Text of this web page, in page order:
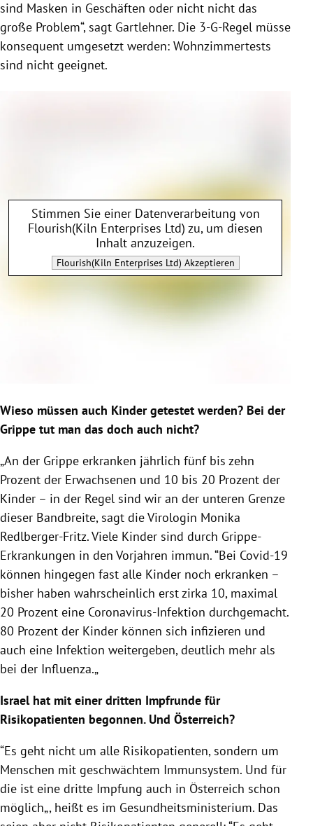
sind Masken in Geschäften oder nicht nicht das
große Problem“, sagt Gartlehner. Die 3-G-Regel müsse
konsequent umgesetzt werden: Wohnzimmertests
sind nicht geeignet.
Stimmen Sie einer Datenverarbeitung von
Flourish(Kiln Enterprises Ltd) zu, um diesen
Inhalt anzuzeigen.
Flourish(Kiln Enterprises Ltd) Akzeptieren
Wieso müssen auch Kinder getestet werden? Bei der
Grippe tut man das doch auch nicht?
„An der Grippe erkranken jährlich fünf bis zehn
Prozent der Erwachsenen und 10 bis 20 Prozent der
Kinder – in der Regel sind wir an der unteren Grenze
dieser Bandbreite, sagt die Virologin Monika
Redlberger-Fritz. Viele Kinder sind durch Grippe-
Erkrankungen in den Vorjahren immun. “Bei Covid-19
können hingegen fast alle Kinder noch erkranken –
bisher haben wahrscheinlich erst zirka 10, maximal
20 Prozent eine Coronavirus-Infektion durchgemacht.
80 Prozent der Kinder können sich infizieren und
auch eine Infektion weitergeben, deutlich mehr als
bei der Influenza.„
Israel hat mit einer dritten Impfrunde für
Risikopatienten begonnen. Und Österreich?
“Es geht nicht um alle Risikopatienten, sondern um
Menschen mit geschwächtem Immunsystem. Und für
die ist eine dritte Impfung auch in Österreich schon
möglich„, heißt es im Gesundheitsministerium. Das